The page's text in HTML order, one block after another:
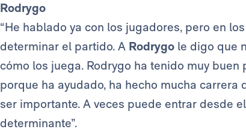
Rodrygo
“He hablado ya con los jugadores, pero en
determinar el partido. A Rodrygo le digo que
cómo los juega. Rodrygo ha tenido muy
porque ha ayudado, ha hecho mucha
ser importante. A veces puede entrar desde
determinante”.